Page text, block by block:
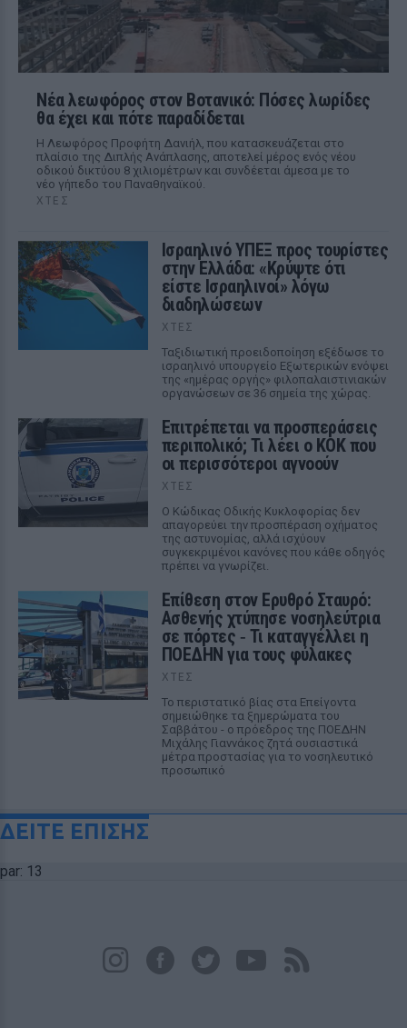
Νέα λεωφόρος στον Βοτανικό: Πόσες λωρίδες
θα έχει και πότε παραδίδεται
Η Λεωφόρος Προφήτη Δανιήλ, που κατασκευάζεται στο
πλαίσιο της Διπλής Ανάπλασης, αποτελεί μέρος ενός νέου
οδικού δικτύου 8 χιλιομέτρων και συνδέεται άμεσα με το
νέο γήπεδο του Παναθηναϊκού.
ΧΤΕΣ
Ισραηλινό ΥΠΕΞ προς τουρίστες
στην Ελλάδα: «Κρύψτε ότι
είστε Ισραηλινοί» λόγω
διαδηλώσεων
ΧΤΕΣ
Ταξιδιωτική προειδοποίηση εξέδωσε το
ισραηλινό υπουργείο Εξωτερικών ενόψει
της «ημέρας οργής» φιλοπαλαιστινιακών
οργανώσεων σε 36 σημεία της χώρας.
Επιτρέπεται να προσπεράσεις
περιπολικό; Τι λέει ο ΚΟΚ που
οι περισσότεροι αγνοούν
ΧΤΕΣ
Ο Κώδικας Οδικής Κυκλοφορίας δεν
απαγορεύει την προσπέραση οχήματος
της αστυνομίας, αλλά ισχύουν
συγκεκριμένοι κανόνες που κάθε οδηγός
πρέπει να γνωρίζει.
Επίθεση στον Ερυθρό Σταυρό:
Ασθενής χτύπησε νοσηλεύτρια
σε πόρτες ‑ Τι καταγγέλλει η
ΠΟΕΔΗΝ για τους φύλακες
ΧΤΕΣ
Το περιστατικό βίας στα Επείγοντα
σημειώθηκε τα ξημερώματα του
Σαββάτου - ο πρόεδρος της ΠΟΕΔΗΝ
Μιχάλης Γιαννάκος ζητά ουσιαστικά
μέτρα προστασίας για το νοσηλευτικό
προσωπικό
ΔΕΙΤΕ ΕΠΙΣΗΣ
par: 13